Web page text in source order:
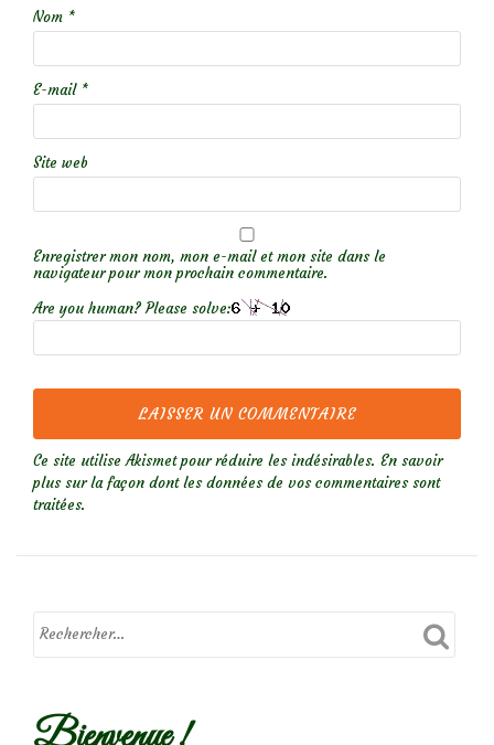
Nom *
E-mail *
Site web
Enregistrer mon nom, mon e-mail et mon site dans le
navigateur pour mon prochain commentaire.
Are you human? Please solve:
Ce site utilise Akismet pour réduire les indésirables. En savoir
plus sur la façon dont les données de vos commentaires sont
traitées.